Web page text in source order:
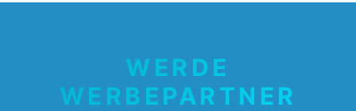
WERDE
WERBEPARTNER